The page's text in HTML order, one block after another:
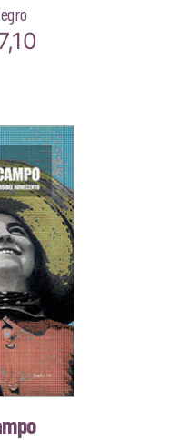
è:
€17,10.